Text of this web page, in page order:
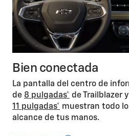
Bien conectada
La pantalla del centro de
de 8 pulgadas* de Trailblazer
11 pulgadas* muestran todo
alcance de tus manos.